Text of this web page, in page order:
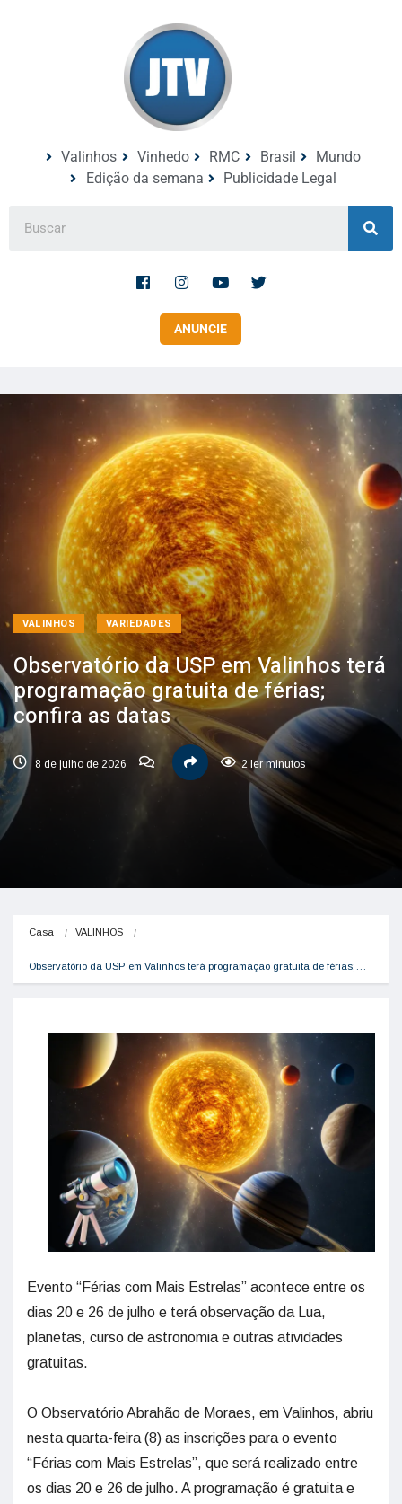
Valinhos Vinhedo RMC Brasil
Mundo
Edição da semana
Publicidade Legal
ANUNCIE
VALINHOS VARIEDADES
Observatório da USP em Valinhos terá
programação gratuita de férias;
confira as datas
8 de julho de 2026 2 ler minutos
Casa VALINHOS
Observatório da USP em Valinhos terá programação gratuita de férias;…
Evento “Férias com Mais Estrelas” acontece entre os
dias 20 e 26 de julho e terá observação da Lua,
planetas, curso de astronomia e outras atividades
gratuitas.
O Observatório Abrahão de Moraes, em Valinhos, abriu
nesta quarta-feira (8) as inscrições para o evento
“Férias com Mais Estrelas”, que será realizado entre
os dias 20 e 26 de julho. A programação é gratuita e